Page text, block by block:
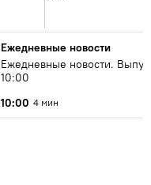
Ежедневные новости
Ежедневные новости.
10:00
10:00 4 мин